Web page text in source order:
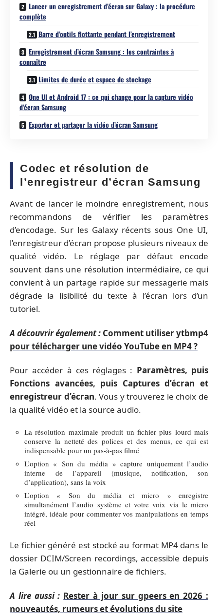
Lancer un enregistrement d’écran sur Galaxy : la procédure
complète
Barre d’outils flottante pendant l’enregistrement
Enregistrement d’écran Samsung : les contraintes à
connaître
Limites de durée et espace de stockage
One UI et Android 17 : ce qui change pour la capture vidéo
d’écran Samsung
Exporter et partager la vidéo d’écran Samsung
Codec et résolution de
l’enregistreur d’écran Samsung
Avant de lancer le moindre enregistrement, nous
recommandons de vérifier les paramètres
d’encodage. Sur les Galaxy récents sous One UI,
l’enregistreur d’écran propose plusieurs niveaux de
qualité vidéo. Le réglage par défaut encode
souvent dans une résolution intermédiaire, ce qui
convient à un partage rapide sur messagerie mais
dégrade la lisibilité du texte à l’écran lors d’un
tutoriel.
A découvrir également : Comment utiliser ytbmp4
pour télécharger une vidéo YouTube en MP4 ?
Pour accéder à ces réglages : Paramètres, puis
Fonctions avancées, puis Captures d’écran et
enregistreur d’écran. Vous y trouverez le choix de
la qualité vidéo et la source audio.
La résolution maximale produit un fichier plus lourd mais
conserve la netteté des polices et des menus, ce qui est
indispensable pour un pas-à-pas filmé
L’option « Son du média » capture uniquement l’audio
interne de l’appareil (musique, notification, son
d’application), sans la voix
L’option « Son du média et micro » enregistre
simultanément l’audio système et votre voix via le micro
intégré, idéale pour commenter vos manipulations en temps
réel
Le fichier généré est stocké au format MP4 dans le
dossier DCIM/Screen recordings, accessible depuis
la Galerie ou un gestionnaire de fichiers.
A lire aussi : Rester à jour sur gpeers en 2026 :
nouveautés, rumeurs et évolutions du site